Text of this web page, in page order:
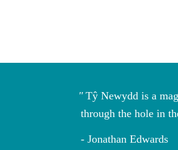
Tŷ Newydd is a
through the hole in
Jonathan Edwards